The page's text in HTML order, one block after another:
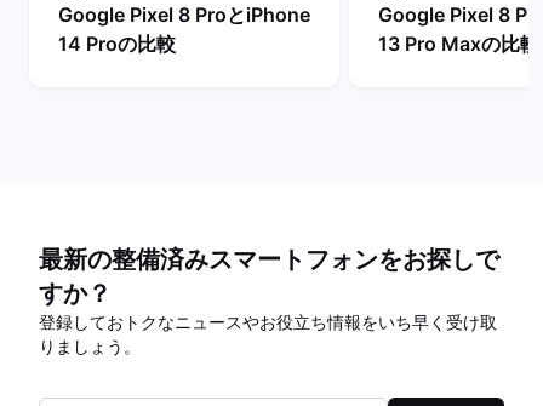
Google Pixel 8 ProとiPhone
14 Proの比較
Google Pixel 8
13 Pro Maxの比較
最新の整備済みスマートフォンをお探しで
すか？
登録しておトクなニュースやお役立ち情報をいち早く受け取
りましょう。